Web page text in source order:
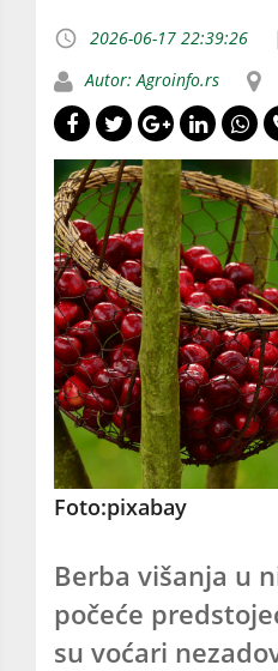
2026-06-17 22:39:26
Autor: Agroinfo.rs
Foto:pixabay
Berba višanja u
počeće
su voćari